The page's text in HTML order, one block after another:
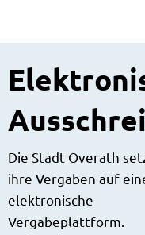
Die Stadt Overath
ihre Vergaben auf
elektronische
Vergabeplattform.